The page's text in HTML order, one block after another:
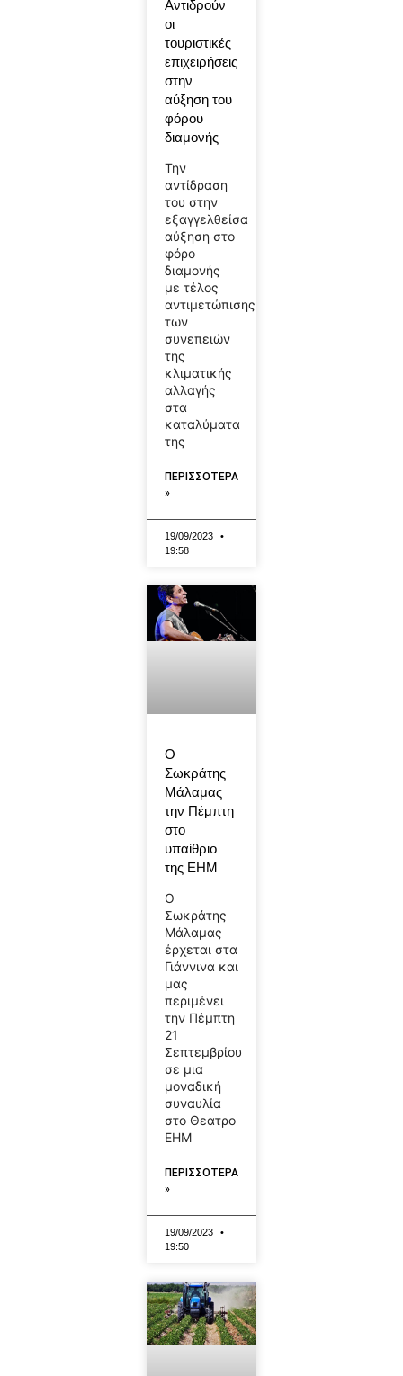
Αντιδρούν
οι
τουριστικές
επιχειρήσεις
στην
αύξηση του
φόρου
διαμονής
Την
αντίδραση
του στην
εξαγγελθείσα
αύξηση στο
φόρο
διαμονής
με τέλος
αντιμετώπισης
των
συνεπειών
της
κλιματικής
αλλαγής
στα
καταλύματα
της
ΠΕΡΙΣΣΟΤΕΡΑ
»
19/09/2023
19:58
Ο
Σωκράτης
Μάλαμας
την Πέμπτη
στο
υπαίθριο
της ΕΗΜ
Ο
Σωκράτης
Mάλαμας
έρχεται στα
Γιάννινα και
μας
περιμένει
την Πέμπτη
21
Σεπτεμβρίου
σε μια
μοναδική
συναυλία
στο Θεατρο
ΕΗΜ
ΠΕΡΙΣΣΟΤΕΡΑ
»
19/09/2023
19:50